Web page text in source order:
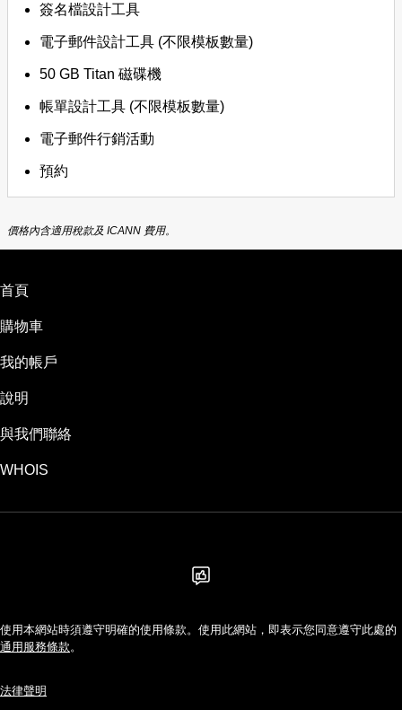
簽名檔設計工具
電子郵件設計工具 (不限模板數量)
50 GB Titan 磁碟機
帳單設計工具 (不限模板數量)
電子郵件行銷活動
預約
價格內含適用稅款及 ICANN 費用。
首頁
購物車
我的帳戶
說明
與我們聯絡
WHOIS
使用本網站時須遵守明確的使用條款。使用此網站，即表示您同意遵守此處的
通用服務條款。
法律聲明